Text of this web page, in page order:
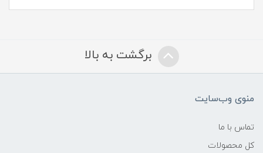
برگشت به بالا
منوی وب‌سایت
تماس با ما
کل محصولات